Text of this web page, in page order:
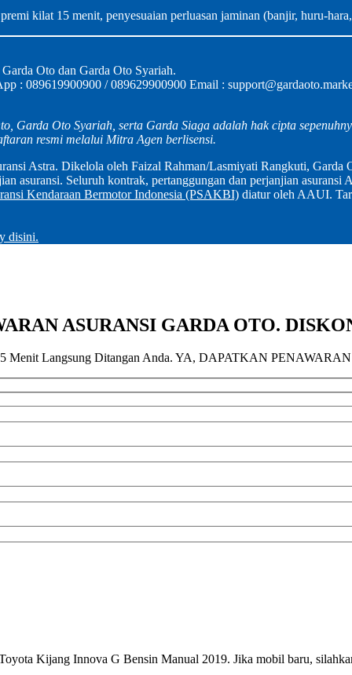
kilat 15 menit, penyesuaian perluasan jaminan (banjir, huru-
Oto dan Garda Oto Syariah.
: 089619900900 / 089629900900 Email :
Garda Oto Syariah, serta Garda Siaga adalah hak cipta
resmi melalui Mitra Agen berlisensi.
Astra. Dikelola oleh Faizal Rahman/Lasmiyati Rangkuti, Garda
asuransi. Seluruh kontrak, pertanggungan dan perjanjian
Kendaraan Bermotor Indonesia (PSAKBI) diatur oleh AAUI.
disini.
ASURANSI GARDA OTO.
Menit Langsung Ditangan Anda. YA, DAPATKAN
Kijang Innova G Bensin Manual 2019. Jika mobil baru,